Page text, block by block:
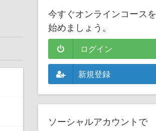
今すぐオンラインコースを
始めましょう。
ログイン
新規登録
ソーシャルアカウントで